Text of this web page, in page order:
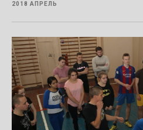
2018 АПРЕЛЬ